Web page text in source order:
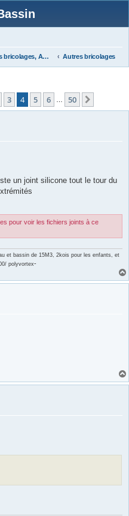
Autres bricolages, Aménagements Jardins Autres bricolages
3 4 5 6 50
un joint silicone tout le tour du
pour voir les fichiers joints à ce
et bassin de 15M3, 2kois pour les enfants, et
polyvortex-